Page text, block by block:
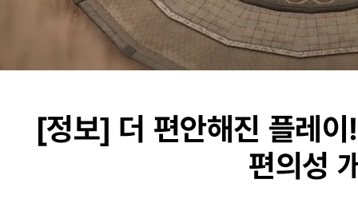
0%
0%
[정보] 더 편안해진 플레
편의성